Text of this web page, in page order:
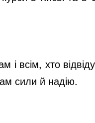
і всім, хто
сили й надію.